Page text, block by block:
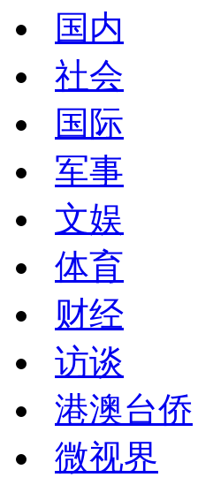
国内
社会
国际
军事
文娱
体育
财经
访谈
港澳台侨
微视界